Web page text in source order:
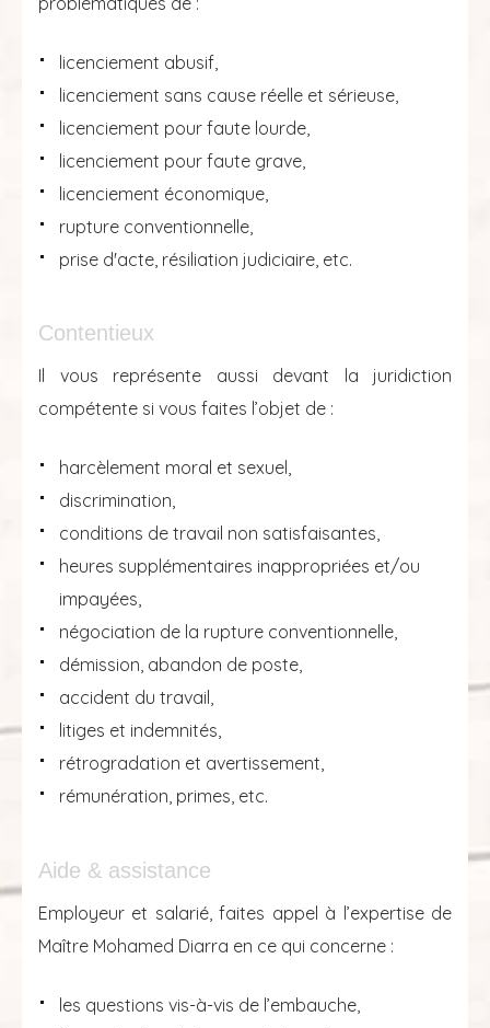
licenciement abusif,
licenciement sans cause réelle et sérieuse,
licenciement pour faute lourde,
licenciement pour faute grave,
licenciement économique,
rupture conventionnelle,
prise d'acte, résiliation judiciaire, etc.
Contentieux
Il vous représente aussi devant la juridiction
compétente si vous faites l’objet de :
harcèlement moral et sexuel,
discrimination,
conditions de travail non satisfaisantes,
heures supplémentaires inappropriées et/ou
impayées,
négociation de la rupture conventionnelle,
démission, abandon de poste,
accident du travail,
litiges et indemnités,
rétrogradation et avertissement,
rémunération, primes, etc.
Aide & assistance
Employeur et salarié, faites appel à l’expertise de
Maître Mohamed Diarra en ce qui concerne :
les questions vis-à-vis de l’embauche,